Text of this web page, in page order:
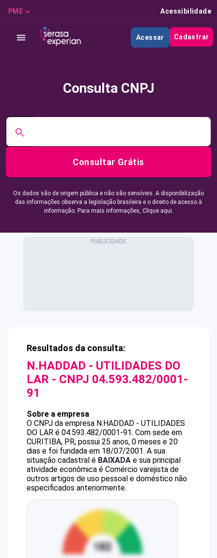
PME Acessibilidade
Acessar Cadastrar
Consulta CNPJ
Consultar Grátis
Os dados são de origem pública e não são sensíveis. A disponibilização
das informações observa a legislação brasileira e o direito de acesso à
informação. Para mais informações, Clique aqui.
Resultados da consulta:
N.HADDAD - UTILIDADES DO
LAR - CNPJ 04.593.482/0001-
91
Sobre a empresa
O CNPJ da empresa N.HADDAD - UTILIDADES
DO LAR é 04.593.482/0001-91. Com sede em
CURITIBA, PR, possui 25 anos, 0 meses e 20
dias e foi fundada em 18/07/2001. A sua
situação cadastral é BAIXADA e sua principal
atividade econômica é Comércio varejista de
outros artigos de uso pessoal e doméstico não
especificados anteriormente.